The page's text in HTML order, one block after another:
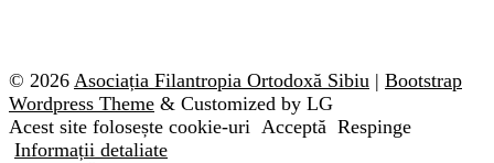
© 2026 Asociația Filantropia Ortodoxă Sibiu | Bootstrap
Wordpress Theme & Customized by LG
Acest site folosește cookie-uri Acceptă Respinge
Informații detaliate